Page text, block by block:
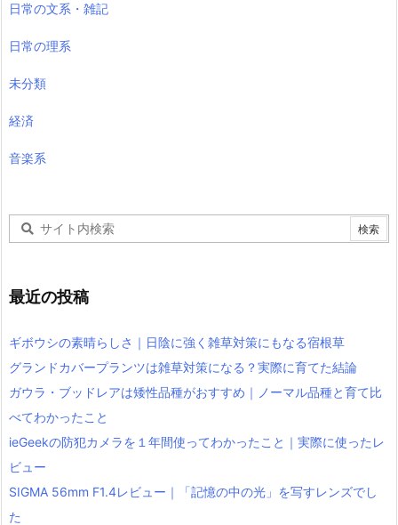
日常の文系・雑記
日常の理系
未分類
経済
音楽系
最近の投稿
ギボウシの素晴らしさ｜日陰に強く雑草対策にもなる宿根草
グランドカバープランツは雑草対策になる？実際に育てた結論
ガウラ・ブッドレアは矮性品種がおすすめ｜ノーマル品種と育て比
べてわかったこと
ieGeekの防犯カメラを１年間使ってわかったこと｜実際に使ったレ
ビュー
SIGMA 56mm F1.4レビュー｜「記憶の中の光」を写すレンズでし
た